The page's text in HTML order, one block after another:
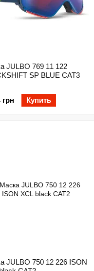
JULBO 769 11 122
SP BLUE CAT3
грн Купить
JULBO 750 12 226 ISON